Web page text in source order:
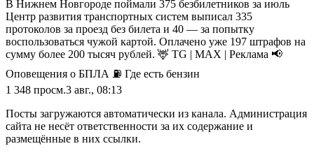
В Нижнем Новгороде поймали 375 безбилетников за июль
Центр развития транспортных систем выписал 335
протоколов за проезд без билета и 40 — за попытку
воспользоваться чужой картой. Оплачено уже 197 штрафов на
сумму более 200 тысяч рублей. 🦌 TG | MAX | Реклама 📢
Оповещения о БПЛА ⛽️ Где есть бензин
1 348 просм.3 авг., 08:13
Посты загружаются автоматически из канала. Администрация
сайта не несёт ответственности за их содержание и
размещённые в них ссылки.